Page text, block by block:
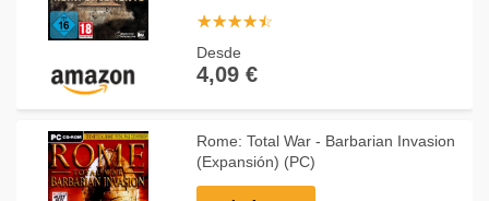
☆☆☆☆☆
★★★★★
Desde
4,09 €
Rome: Total War - Barbarian Invasion
(Expansión) (PC)